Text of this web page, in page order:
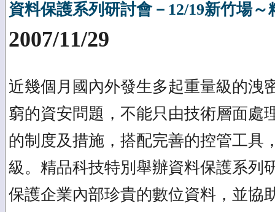
資料保護系列研討會－12/19新竹場
2007/11/29
近幾個月國內外發生多起重量級的洩
窮的資安問題，不能只由技術層面處
的制度及措施，搭配完善的控管工具
級。精品科技特別舉辦資料保護系列
保護企業內部珍貴的數位資料，並協